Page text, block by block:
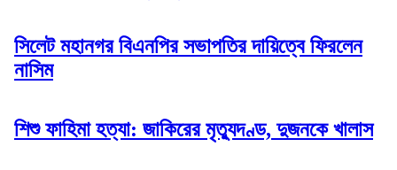
সিলেট মহানগর বিএনপির সভাপতির দায়িত্বে ফিরলেন
নাসিম
শিশু ফাহিমা হত্যা: জাকিরের মৃত্যুদণ্ড, দুজনকে খালাস